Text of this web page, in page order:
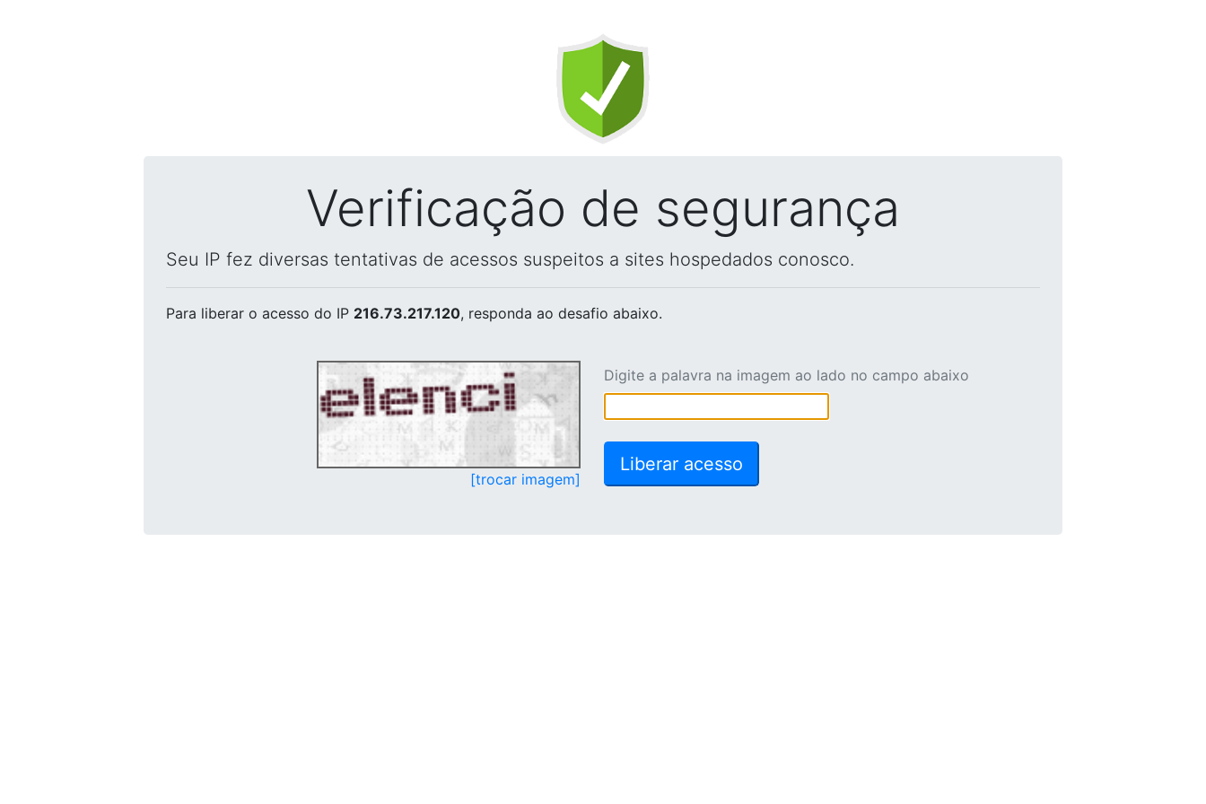
Verificação de segurança
Seu IP fez diversas tentativas de acessos suspeitos a sites hospedados conosco.
Para liberar o acesso do IP 216.73.217.120, responda ao desafio abaixo.
[trocar imagem]
Digite a palavra na imagem ao lado no campo abaixo